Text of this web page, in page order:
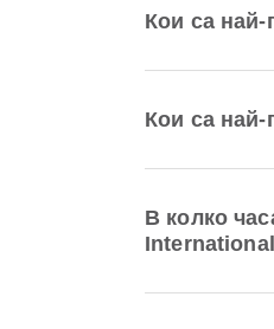
Кои са
Кои са
В колко